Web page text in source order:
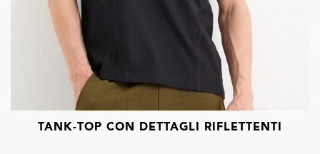
TANK-TOP CON DETTAGLI RIFLETTENTI